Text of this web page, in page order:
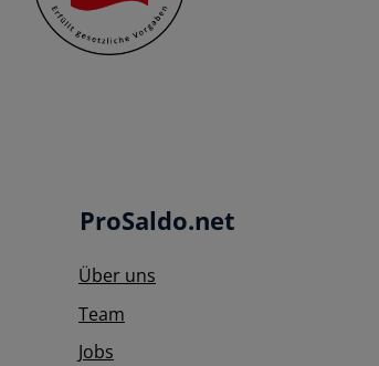
ProSaldo.net
Über uns
Team
Jobs